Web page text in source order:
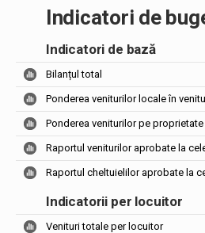
Indicatori de
Indicatori de bază
Bilanțul total
Ponderea veniturilor locale în
Ponderea veniturilor pe
Raportul veniturilor aprobate la
Raportul cheltuielilor aprobate la
Indicatorii per locuitor
Venituri totale per locuitor